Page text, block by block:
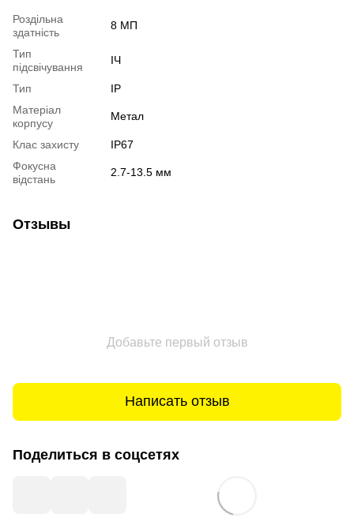
Роздільна
здатність
8 МП
Тип
підсвічування
ІЧ
Тип
IP
Матеріал
корпусу
Метал
Клас захисту
IP67
Фокусна
відстань
2.7-13.5 мм
Отзывы
Добавьте первый отзыв
Написать отзыв
Поделиться в соцсетях